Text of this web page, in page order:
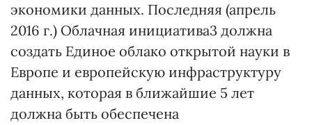
экономики данных. Последняя (апрель
2016 г.) Облачная инициатива3 должна
создать Единое облако открытой науки в
Европе и европейскую инфраструктуру
данных, которая в ближайшие 5 лет
должна быть обеспечена